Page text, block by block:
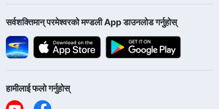
सर्वशक्तिमान्‌ परमेश्‍वरको मण्डली App डाउनलोड गर्नुहोस्
हामीलाई फलो गर्नुहोस्